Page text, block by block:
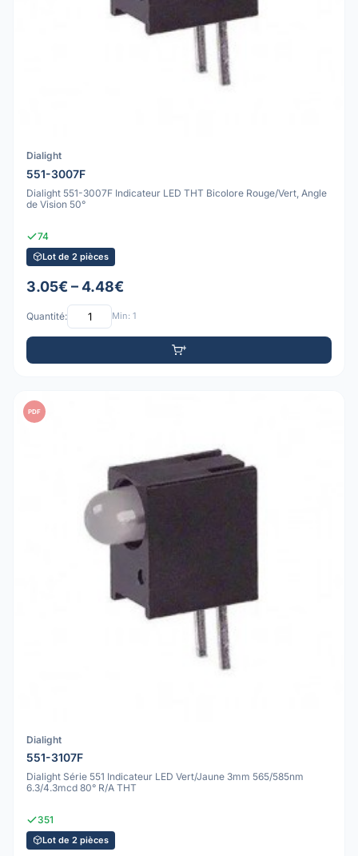
Dialight
551-3007F
Dialight 551-3007F Indicateur LED THT Bicolore Rouge/Vert, Angle
de Vision 50°
74
Lot de 2 pièces
3.05€ – 4.48€
Quantité: Min: 1
PDF
Dialight
551-3107F
Dialight Série 551 Indicateur LED Vert/Jaune 3mm 565/585nm
6.3/4.3mcd 80° R/A THT
351
Lot de 2 pièces